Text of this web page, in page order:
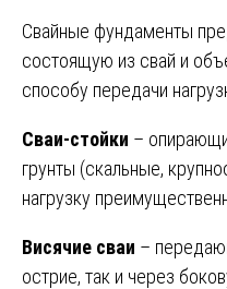
Свайные фундаменты
состоящую из свай и
способу передачи
Сваи-стойки –
грунты (скальные,
нагрузку
Висячие сваи –
острие, так и через